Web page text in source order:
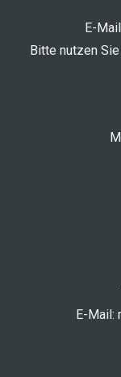
E-
Bitte nutzen
E-Mail: